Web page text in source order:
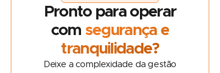
Pronto para operar
com segurança e
tranquilidade?
Deixe a complexidade da gestão